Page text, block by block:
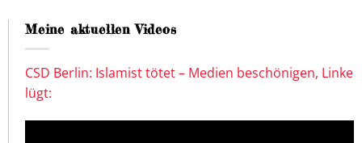
Meine aktuellen Videos
CSD Berlin: Islamist tötet – Medien beschönigen, Linke
lügt: